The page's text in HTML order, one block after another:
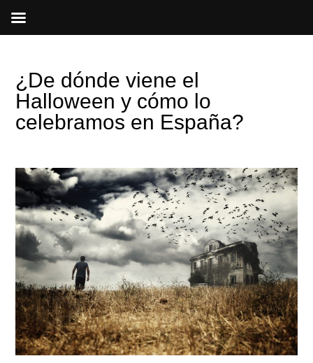
¿De dónde viene el
Halloween y cómo lo
celebramos en España?